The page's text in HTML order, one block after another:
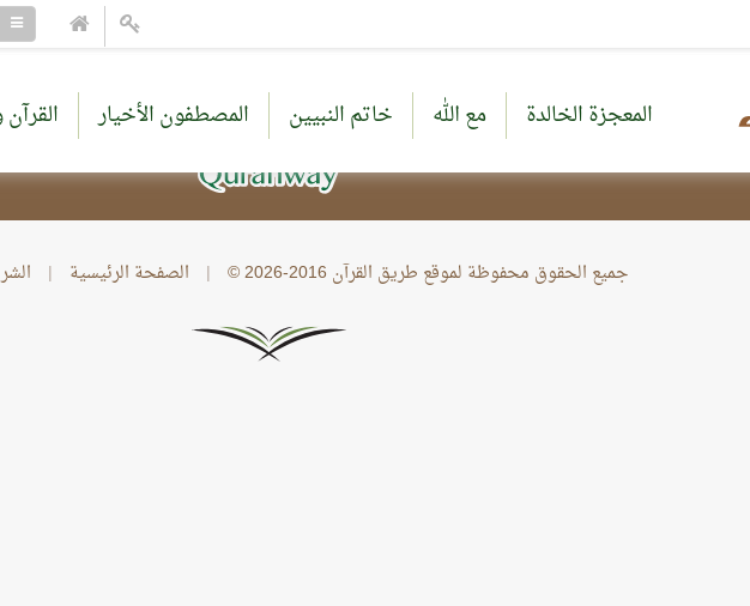
المعجزة الخالدة مع الله خاتم النبيين المصطفون الأخيار خريطة الموقع
جميع الحقوق محفوظة لموقع طريق القرآن 2016-2026 © | الصفحة الرئيسية |